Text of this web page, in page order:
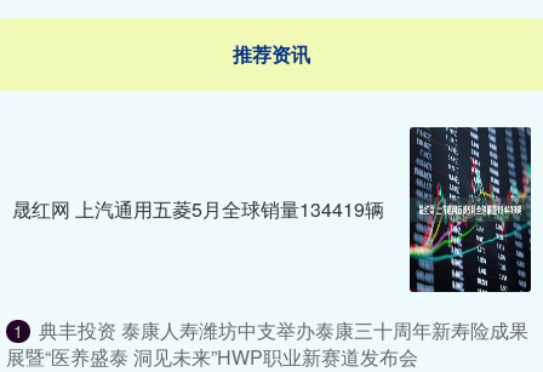
推荐资讯
晟红网 上汽通用五菱5月全球销量134419辆
1
典丰投资 泰康人寿潍坊中支举办泰康三十周年新寿险成果
展暨“医养盛泰 洞见未来”HWP职业新赛道发布会